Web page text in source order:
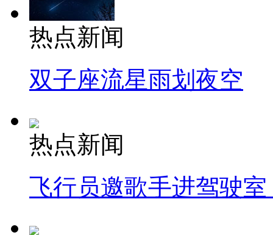
热点新闻
双子座流星雨划夜空
热点新闻
飞行员邀歌手进驾驶